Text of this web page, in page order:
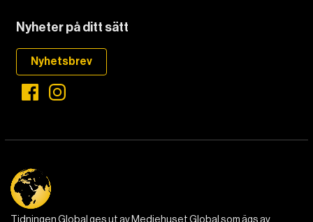
Nyheter på ditt sätt
Nyhetsbrev
Tidningen Global ges ut av Mediehuset Global som ägs av